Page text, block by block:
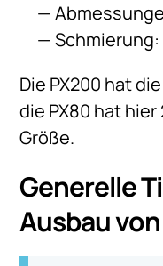
Die PX200 hat
die PX80 hat
Größe.
Generelle
Ausbau